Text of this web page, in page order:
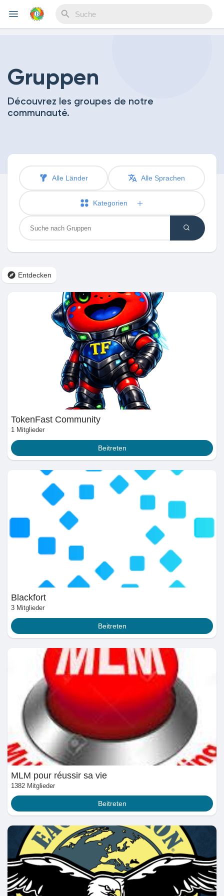
Entdecken Veranstaltungen
Meine Produkte
Entdecken Gruppen
Meine Gruppen
Entdecken Seiten
Seiten denen du folgst
Beliebte Beiträge
Beiträge entdecken
Spendenaufruf
Meine Finanzierung/en
Angebote
Angebote
Jobs
Jobs
Gruppen
Foren
Gruppen
Découvrez les groupes de notre
communauté.
Alle Länder Alle Sprachen
Kategorien
Entdecken
TokenFast Community
1 Mitglieder
Beitreten
Blackfort
3 Mitglieder
Beitreten
MLM pour réussir sa vie
1382 Mitglieder
Beitreten